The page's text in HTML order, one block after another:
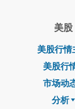
美股
美股行情
美股行
市场动
分析